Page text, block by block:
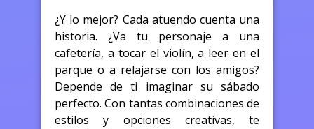
¿Y lo mejor? Cada atuendo cuenta una
historia. ¿Va tu personaje a una
cafetería, a tocar el violín, a leer en el
parque o a relajarse con los amigos?
Depende de ti imaginar su sábado
perfecto. Con tantas combinaciones de
estilos y opciones creativas, te